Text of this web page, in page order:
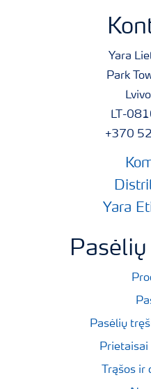
Yara
Park
LT-
+370
Yara
Pasėlių
Prietaisai
Trąšos ir